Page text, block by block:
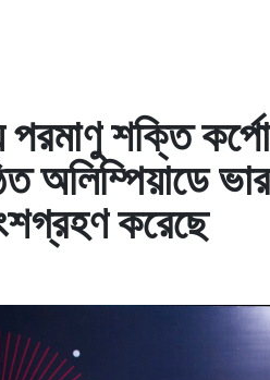
পরমাণু শক্তি
অলিম্পিয়াডে
করেছে